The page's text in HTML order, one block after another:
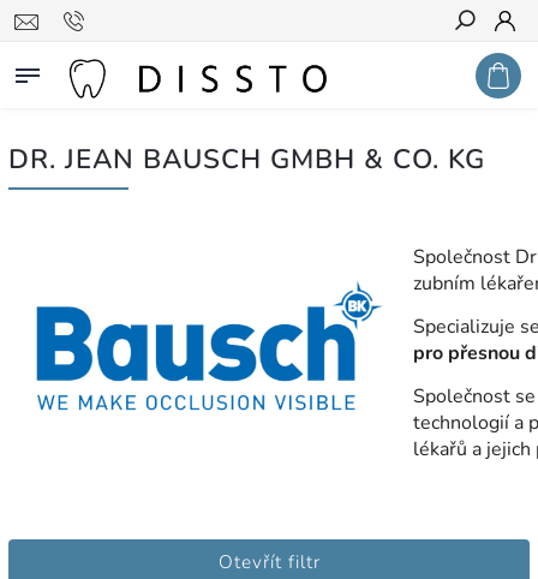
Hledat
DR. JEAN BAUSCH GMBH & CO. KG
Společnost
zubním
Specializuje
pro přesnou
Společnost
technologií a
lékařů a jejich
Otevřít filtr